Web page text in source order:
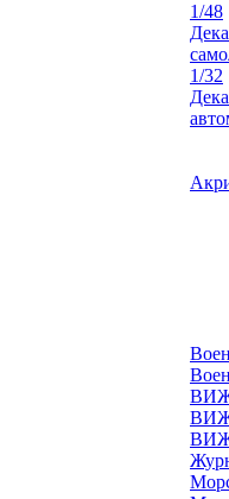
1/48
1/32
ВИЖ
ВИЖ
ВИЖ